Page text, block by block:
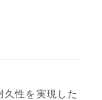
久性を実現した